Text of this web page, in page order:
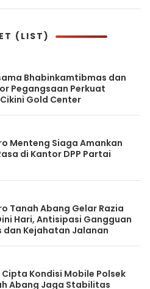
(LIST)
Bhabinkamtibmas dan
Pegangsaan Perkuat
Gold Center
Menteng Siaga Amankan
di Kantor DPP Partai
Tanah Abang Gelar Razia
Hari, Antisipasi Gangguan
dan Kejahatan Jalanan
Kondisi Mobile Polsek
Abang Jaga Stabilitas